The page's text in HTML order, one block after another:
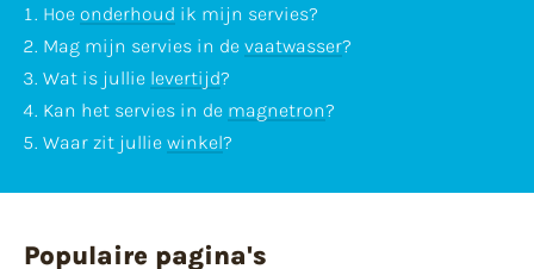
Hoe onderhoud ik mijn servies?
Mag mijn servies in de vaatwasser?
Wat is jullie levertijd?
Kan het servies in de magnetron?
Waar zit jullie winkel?
Populaire pagina's